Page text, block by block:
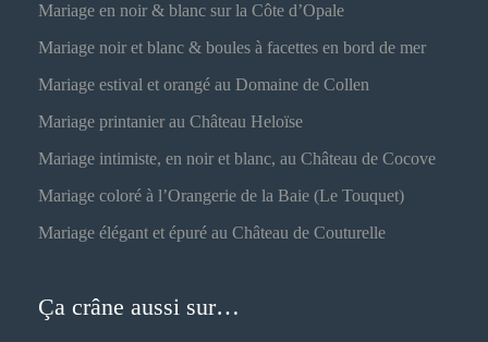
Mariage en noir & blanc sur la Côte d’Opale
Mariage noir et blanc & boules à facettes en bord de mer
Mariage estival et orangé au Domaine de Collen
Mariage printanier au Château Heloïse
Mariage intimiste, en noir et blanc, au Château de Cocove
Mariage coloré à l’Orangerie de la Baie (Le Touquet)
Mariage élégant et épuré au Château de Couturelle
Ça crâne aussi sur…